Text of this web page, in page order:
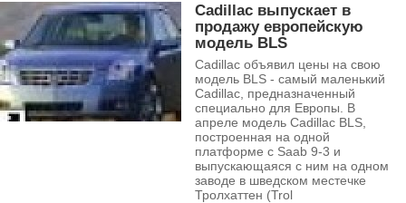
Cadillac выпускает в
продажу европейскую
модель BLS
Cadillac объявил цены на свою
модель BLS - самый маленький
Cadillac, предназначенный
специально для Европы. В
апреле модель Cadillac BLS,
построенная на одной
платформе с Saab 9-3 и
выпускающаяся с ним на одном
заводе в шведском местечке
Тролхаттен (Trol